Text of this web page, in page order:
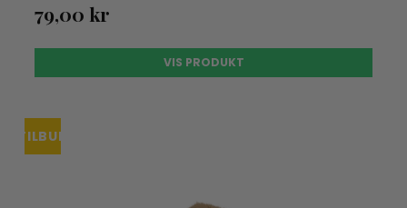
79,00 kr
VIS PRODUKT
TILBUD